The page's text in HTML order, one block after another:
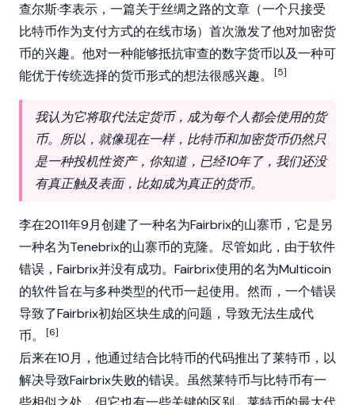
查尔斯·李表示，一篇关于丝绸之路的文章（一个只接受
比特币作为支付方式的在线市场）首次激发了他对加密货
币的兴趣。他对一种能够抵抗审查的数字货币以及一种可
能优于传统选择的货币形式的想法很感兴趣。
[5]
我认为它将取代法定货币，成为每个人都会使用的货
币。所以，就像现在一样，比特币和加密货币仍然只
是一种投机性资产，你知道，已经10年了，我们还没
有真正触及表面，比如成为真正的货币。
李在2011年9月创建了一种名为Fairbrix的山寨币，它是另
一种名为Tenebrix的山寨币的克隆。尽管如此，由于软件
错误，Fairbrix并没有成功。Fairbrix使用的名为Multicoin
的软件旨在与多种类型的代币一起使用。然而，一个错误
导致了Fairbrix初始区块生成的问题，导致无法生成代
币。
[6]
后来在10月，他通过结合比特币的代码推出了莱特币 ，以
解决导致Fairbrix失败的错误。虽然莱特币与比特币有一